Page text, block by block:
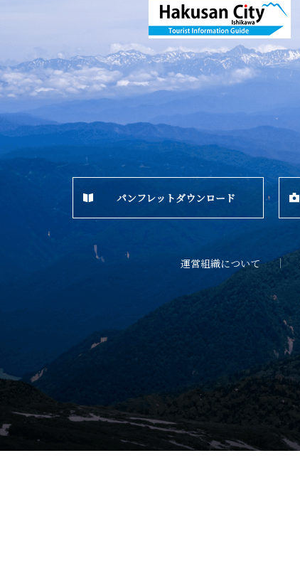
パンフレットダウンロード
運営組織について